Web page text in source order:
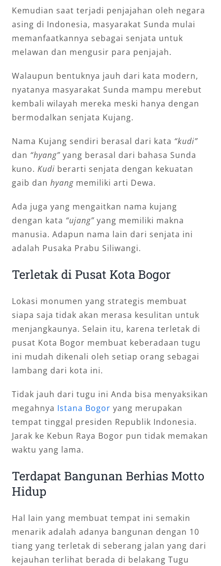
Kemudian saat terjadi penjajahan oleh negara
asing di Indonesia, masyarakat Sunda mulai
memanfaatkannya sebagai senjata untuk
melawan dan mengusir para penjajah.
Walaupun bentuknya jauh dari kata modern,
nyatanya masyarakat Sunda mampu merebut
kembali wilayah mereka meski hanya dengan
bermodalkan senjata Kujang.
Nama Kujang sendiri berasal dari kata “kudi”
dan “hyang” yang berasal dari bahasa Sunda
kuno. Kudi berarti senjata dengan kekuatan
gaib dan hyang memiliki arti Dewa.
Ada juga yang mengaitkan nama kujang
dengan kata “ujang” yang memiliki makna
manusia. Adapun nama lain dari senjata ini
adalah Pusaka Prabu Siliwangi.
Terletak di Pusat Kota Bogor
Lokasi monumen yang strategis membuat
siapa saja tidak akan merasa kesulitan untuk
menjangkaunya. Selain itu, karena terletak di
pusat Kota Bogor membuat keberadaan tugu
ini mudah dikenali oleh setiap orang sebagai
lambang dari kota ini.
Tidak jauh dari tugu ini Anda bisa menyaksikan
megahnya Istana Bogor yang merupakan
tempat tinggal presiden Republik Indonesia.
Jarak ke Kebun Raya Bogor pun tidak memakan
waktu yang lama.
Terdapat Bangunan Berhias Motto
Hidup
Hal lain yang membuat tempat ini semakin
menarik adalah adanya bangunan dengan 10
tiang yang terletak di seberang jalan yang dari
kejauhan terlihat berada di belakang Tugu